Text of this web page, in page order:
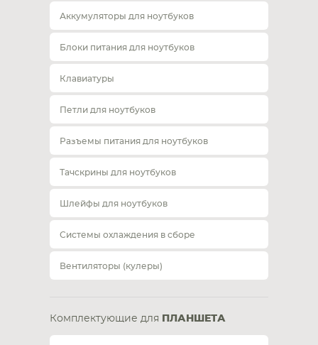
Аккумуляторы для ноутбуков
Блоки питания для ноутбуков
Клавиатуры
Петли для ноутбуков
Разъемы питания для ноутбуков
Тачскрины для ноутбуков
Шлейфы для ноутбуков
Системы охлаждения в сборе
Вентиляторы (кулеры)
Комплектующие для ПЛАНШЕТА